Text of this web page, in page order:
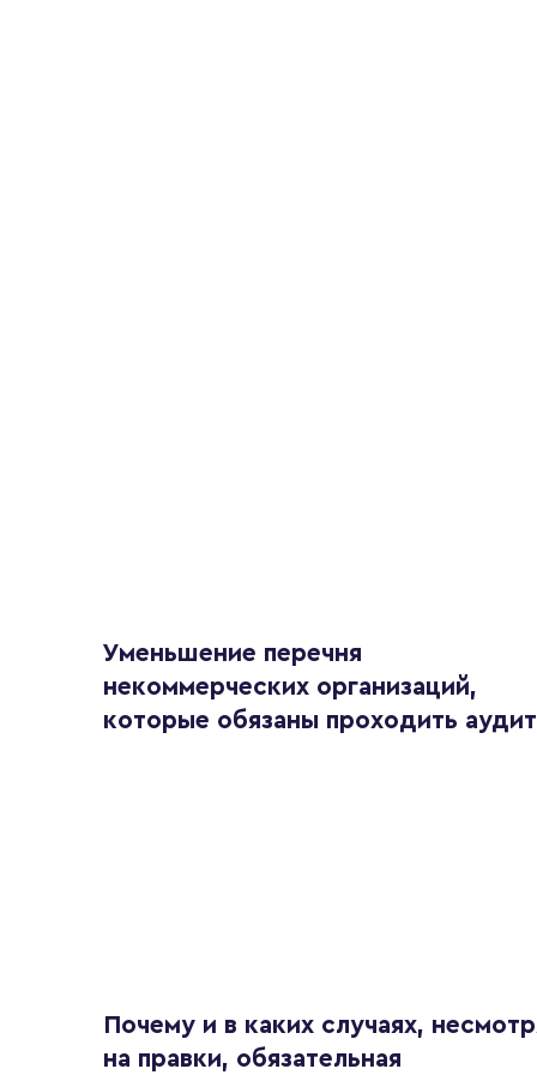
Уменьшение перечня
некоммерческих организаций,
которые обязаны проходить аудит
Почему и в каких случаях,
на правки, обязательная